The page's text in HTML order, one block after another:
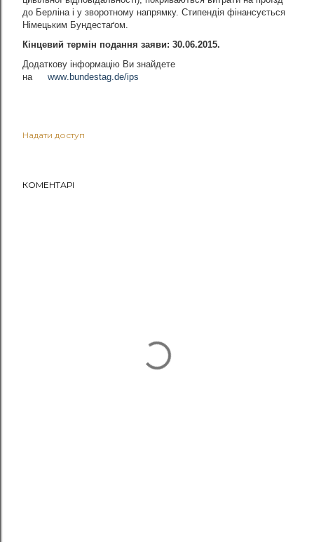
до Берліна і у зворотному напрямку. Стипендія фінансується
Німецьким Бундестаґом.
Кінцевий термін подання заяви: 30.06.2015.
Додаткову інформацію Ви знайдете
на
www. bundestag.de/ips
Надати доступ
КОМЕНТАРІ